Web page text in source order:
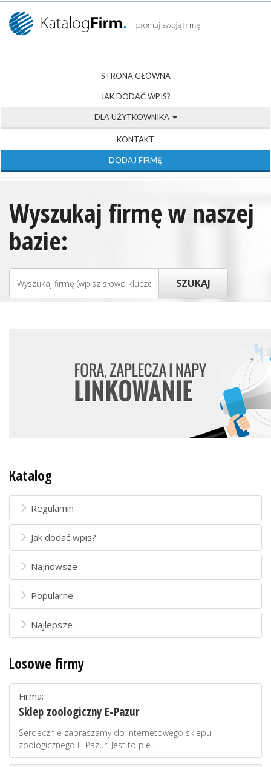
STRONA GŁÓWNA
JAK DODAĆ WPIS?
DLA UŻYTKOWNIKA
KONTAKT
DODAJ FIRMĘ
Wyszukaj firmę w naszej
bazie:
Katalog
Regulamin
Jak dodać wpis?
Najnowsze
Popularne
Najlepsze
Losowe firmy
Firma:
Sklep zoologiczny E-Pazur
Serdecznie zapraszamy do internetowego sklepu
zoologicznego E-Pazur. Jest to pie...